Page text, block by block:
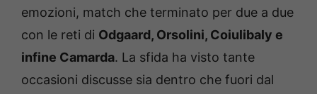
emozioni, match che terminato per due a due
con le reti di Odgaard, Orsolini, Coiulibaly e
infine Camarda. La sfida ha visto tante
occasioni discusse sia dentro che fuori dal